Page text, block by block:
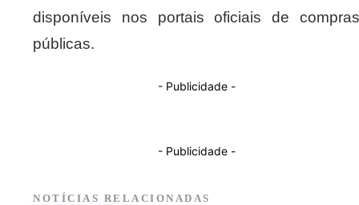
disponíveis nos portais oficiais de compras
públicas.
- Publicidade -
- Publicidade -
NOTÍCIAS RELACIONADAS